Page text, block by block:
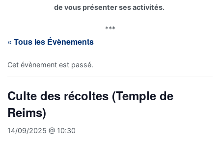
de vous présenter ses activités.
***
« Tous les Évènements
Cet évènement est passé.
Culte des récoltes (Temple de
Reims)
14/09/2025 @ 10:30